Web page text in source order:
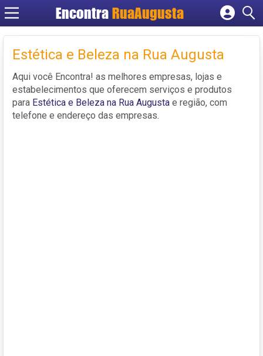
Encontra RuaAugusta
Cadastrar empresa
Criar conta
Estética e Beleza na Rua Augusta
Aqui você Encontra! as melhores empresas, lojas e
estabelecimentos que oferecem serviços e produtos
para Estética e Beleza na Rua Augusta e região, com
telefone e endereço das empresas.